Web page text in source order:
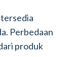
tersedia
Perbedaan
produk